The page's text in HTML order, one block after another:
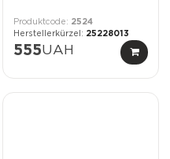
2524
25228013
555UAH